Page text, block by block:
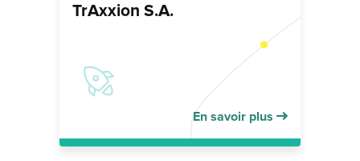
TrAxxion S.A.
En savoir plus